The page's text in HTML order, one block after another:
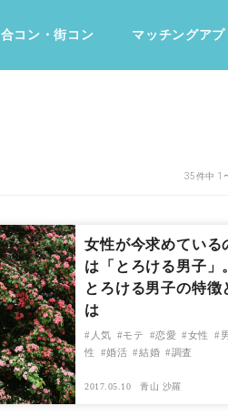
合コン・街コン マッチングアプ
35件中 1
女性が今求めている
は「とろける男子」
とろける男子の特徴
は
人気 モテ 恋愛 女性
性
婚活 結婚 調査
2017.05.10 青山 沙羅